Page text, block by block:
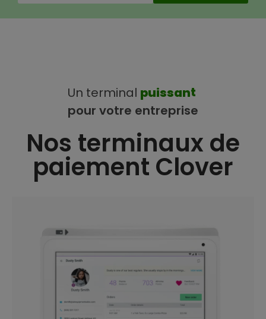
Un terminal puissant
pour votre entreprise
Nos terminaux de
paiement Clover